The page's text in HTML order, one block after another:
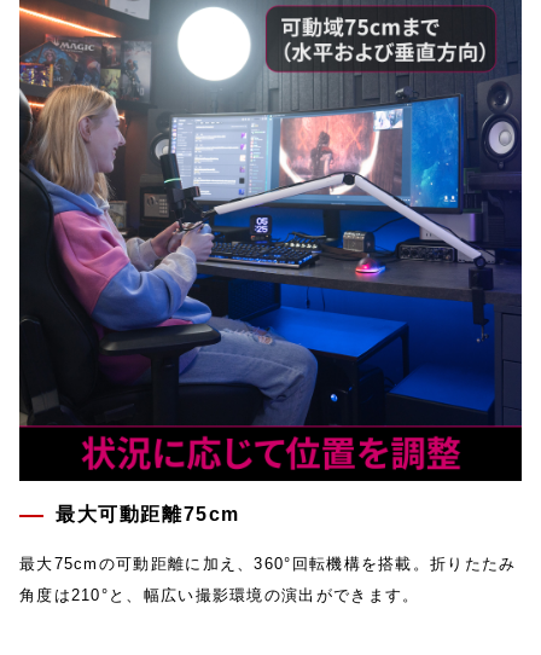
最大可動距離75cm
最大75cmの可動距離に加え、360°回転機構を搭載。折りたたみ
角度は210°と、幅広い撮影環境の演出ができます。